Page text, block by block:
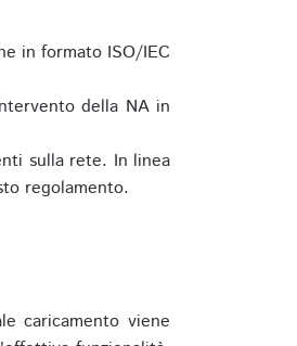
in formato ISO/IEC
della NA in
sulla rete. In linea
regolamento.
caricamento viene